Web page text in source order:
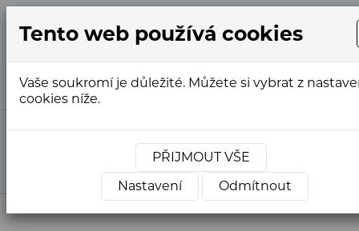
763
Reference webů PROFI
secesního penzionu Vila A. Málka a Křišťálových
lázní v Poděbradech
Tento web používá cookies
Vaše soukromí je důležité. Můžete si vybrat z
cookies níže.
PŘIJMOUT VŠE
Nastavení
Odmítnout